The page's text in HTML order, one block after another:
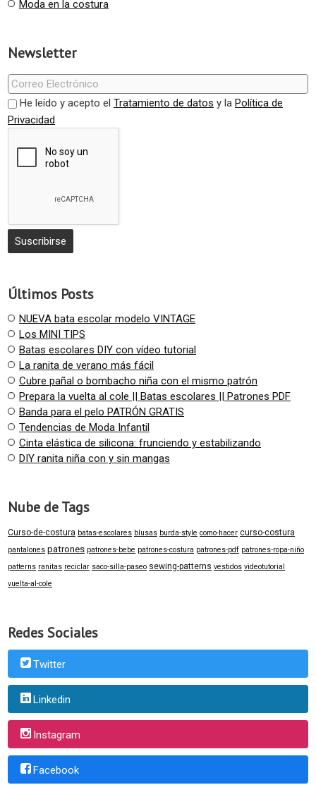
Moda en la costura
Newsletter
He leído y acepto el Tratamiento de datos y la Política de
Privacidad
Últimos Posts
NUEVA bata escolar modelo VINTAGE
Los MINI TIPS
Batas escolares DIY con vídeo tutorial
La ranita de verano más fácil
Cubre pañal o bombacho niña con el mismo patrón
Prepara la vuelta al cole || Batas escolares || Patrones PDF
Banda para el pelo PATRÓN GRATIS
Tendencias de Moda Infantil
Cinta elástica de silicona: frunciendo y estabilizando
DIY ranita niña con y sin mangas
Nube de Tags
Curso-de-costura batas-escolares blusas burda-style como-hacer curso-costura
pantalones patrones patrones-bebe patrones-costura patrones-pdf patrones-ropa-niño
patterns ranitas reciclar saco-silla-paseo sewing-patterns vestidos videotutorial
vuelta-al-cole
Redes Sociales
Twitter
Linkedin
Instagram
Facebook